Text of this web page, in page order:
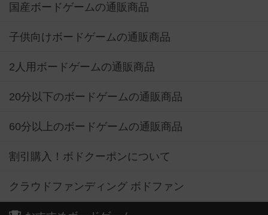
国産ボードゲームの通販商品
子供向けボードゲームの通販商品
2人用ボードゲームの通販商品
20分以下のボードゲームの通販商品
60分以上のボードゲームの通販商品
割引購入！ボドクーポンについて
クラウドファンディング ボドファン